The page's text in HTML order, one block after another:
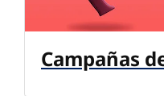
Campañas